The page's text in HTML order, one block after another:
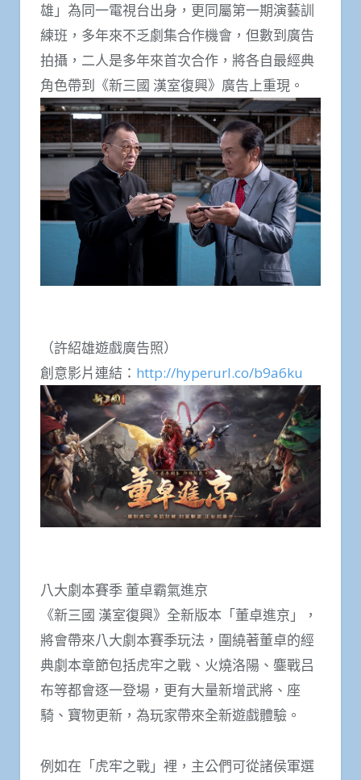
雄」為同一電視台出身，更同屬第一期演藝訓
練班，多年來不乏劇集合作機會，但數到廣告
拍攝，二人是多年來首次合作，將各自最經典
角色帶到《新三國 漢室復興》廣告上重現。
（許紹雄遊戲廣告照）
創意影片連結： http://hyperurl.co/b9a6ku
八大劇本賽季 董卓霸氣進京
《新三國 漢室復興》全新版本「董卓進京」，
將會帶來八大劇本賽季玩法，圍繞著董卓的經
典劇本章節包括虎牢之戰、火燒洛陽、鏖戰吕
布等都會逐一登場，更有大量新增武將、座
騎、寶物更新，為玩家帶來全新遊戲體驗。
例如在「虎牢之戰」裡，主公們可從諸侯軍選